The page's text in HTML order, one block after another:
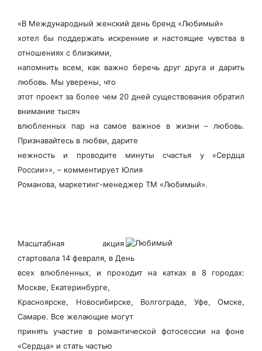
«В Международный женский день бренд «Любимый»
хотел бы поддержать искренние и настоящие чувства в
отношениях с близкими,
напомнить всем, как важно беречь друг друга и дарить
любовь. Мы уверены, что
этот проект за более чем 20 дней существования обратил
внимание тысяч
влюбленных пар на самое важное в жизни – любовь.
Признавайтесь в любви, дарите
нежность и проводите минуты счастья у «Сердца
России»», – комментирует Юлия
Романова, маркетинг-менеджер ТМ «Любимый».
Масштабная акция
стартовала 14 февраля, в День
всех влюбленных, и проходит на катках в 8 городах:
Москве, Екатеринбурге,
Красноярске, Новосибирске, Волгограде, Уфе, Омске,
Самаре. Все желающие могут
принять участие в романтической фотосессии на фоне
«Сердца» и стать частью